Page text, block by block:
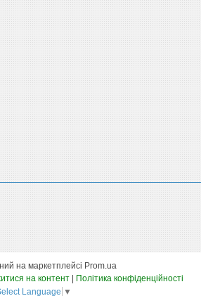
на маркетплейсі Prom.ua
на контент
Політика конфіденційності
Language ▼